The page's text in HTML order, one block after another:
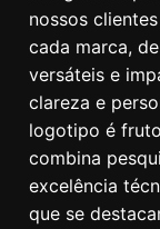
nossos
cada marca,
versáteis e
clareza e
logotipo é
combina
excelência
que se